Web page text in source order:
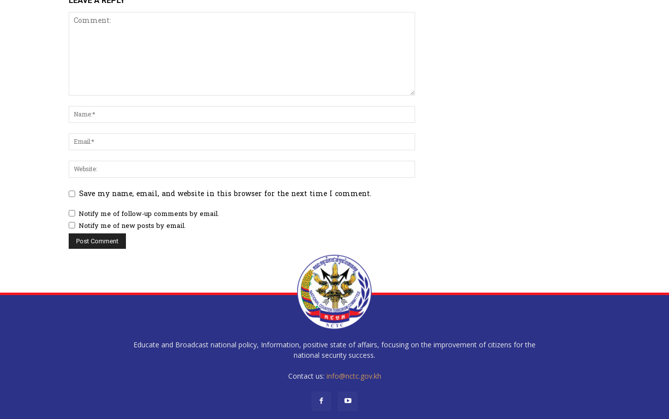
Save my name, email, and website in this browser for the next time I comment.
Notify me of follow-up comments by email.
Notify me of new posts by email.
Educate and Broadcast national policy, Information, positive state of affairs, focusing on the improvement of citizens for the
national security success.
Contact us: info@nctc.gov.kh